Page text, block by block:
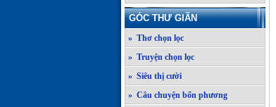
GÓC THƯ GIÃN
» Thơ chọn lọc
» Truyện chọn lọc
» Siêu thị cười
» Câu chuyện bốn phương